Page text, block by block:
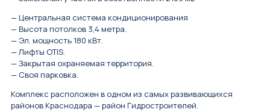
— Центральная система кондиционирования
— Высота потолков 3,4 метра.
— Эл. мощность 180 кВт.
— Лифты OTIS.
— Закрытая охраняемая территория.
— Своя парковка.
Комплекс расположен в одном из самых развивающихся
районов Краснодара — район Гидростроителей.